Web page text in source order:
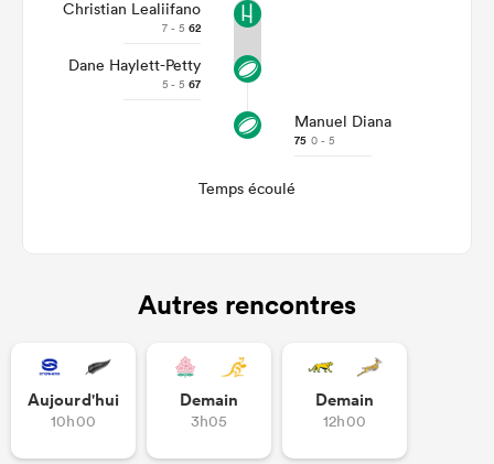
Christian Lealiifano
7 - 5 62
Dane Haylett-Petty
5 - 5 67
Manuel Diana
75 0 - 5
Temps écoulé
Autres rencontres
Aujourd'hui
10h00
Demain
3h05
Demain
12h00